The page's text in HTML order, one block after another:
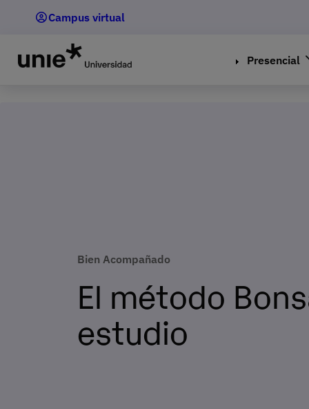
principal
Campus virtual
Presencial
Bien Acompañado
El método
estudio